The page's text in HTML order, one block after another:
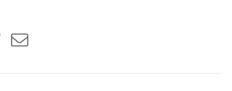
TwitterCorreo